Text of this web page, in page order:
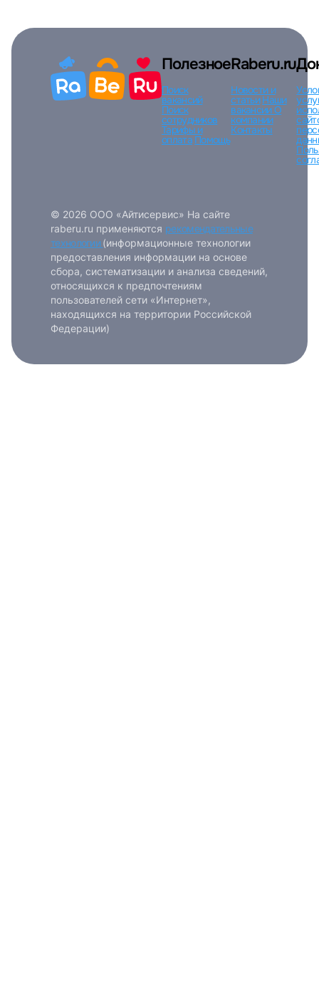
Полезное
Поиск
вакансий
Поиск
сотрудников
Тарифы и
оплата Помощь
Raberu.ru
Новости и
статьи Наши
вакансииО
компании
Контакты
© 2026 ООО «Айтисервис» На сайте
raberu.ru применяются рекомендательные
технологии (информационные технологии
предоставления информации на основе
сбора, систематизации и анализа сведений,
относящихся к предпочтениям
пользователей сети «Интернет»,
находящихся на территории Российской
Федерации)